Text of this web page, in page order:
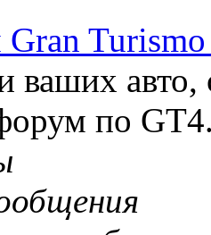
ваших авто,
по